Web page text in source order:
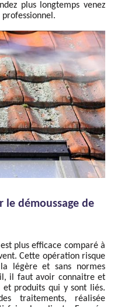
plus longtemps venez
le démoussage de
plus efficace comparé à
Cette opération risque
légère et sans normes
il faut avoir connaitre et
produits qui y sont liés.
traitements, réalisée